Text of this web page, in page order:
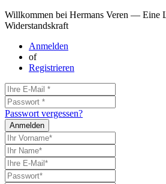
Willkommen bei Hermans Veren — Eine
Widerstandskraft
Anmelden
of
Registrieren
Passwort vergessen?
Anmelden